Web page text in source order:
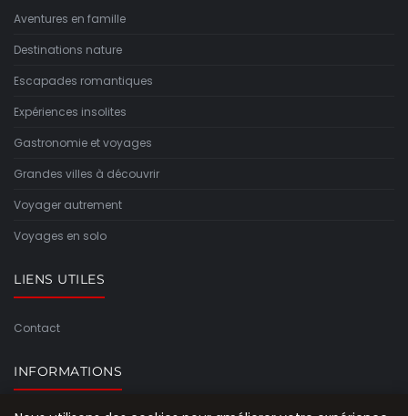
Aventures en famille
Destinations nature
Escapades romantiques
Expériences insolites
Gastronomie et voyages
Grandes villes à découvrir
Voyager autrement
Voyages en solo
LIENS UTILES
Contact
INFORMATIONS